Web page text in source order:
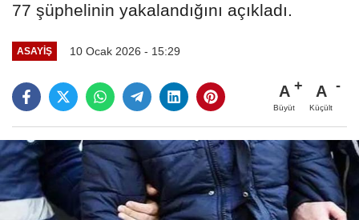
77 şüphelinin yakalandığını açıkladı.
ASAYIŞ 10 Ocak 2026 - 15:29
A
Büyüt
A
Küçült